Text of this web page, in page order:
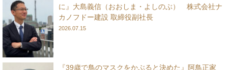
に』大島義信（おおしま・よしのぶ） 株式会社ナ
カノフドー建設 取締役副社長
2026.07.15
『39歳で鳥のマスクをかぶると決めた』阿鳥正家